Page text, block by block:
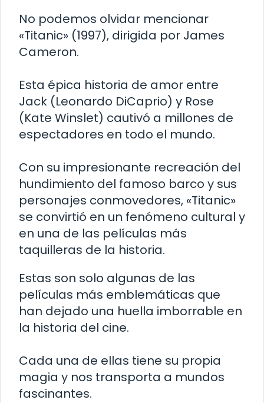
No podemos olvidar mencionar
«Titanic» (1997), dirigida por James
Cameron.
Esta épica historia de amor entre
Jack (Leonardo DiCaprio) y Rose
(Kate Winslet) cautivó a millones de
espectadores en todo el mundo.
Con su impresionante recreación del
hundimiento del famoso barco y sus
personajes conmovedores, «Titanic»
se convirtió en un fenómeno cultural y
en una de las películas más
taquilleras de la historia.
Estas son solo algunas de las
películas más emblemáticas que
han dejado una huella imborrable en
la historia del cine.
Cada una de ellas tiene su propia
magia y nos transporta a mundos
fascinantes.